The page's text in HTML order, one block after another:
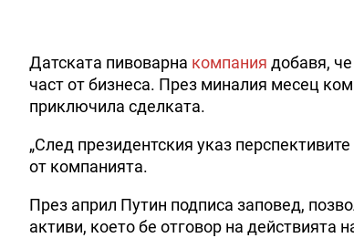
Датската пивоварна компания добавя,
част от бизнеса. През миналия месец
приключила сделката.
„След президентския указ
от компанията.
През април Путин подписа заповед,
активи, което бе отговор на действията